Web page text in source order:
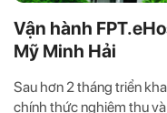
Vận hành
Mỹ Minh Hải
Sau hơn 2 tháng triển
chính thức nghiệm thu